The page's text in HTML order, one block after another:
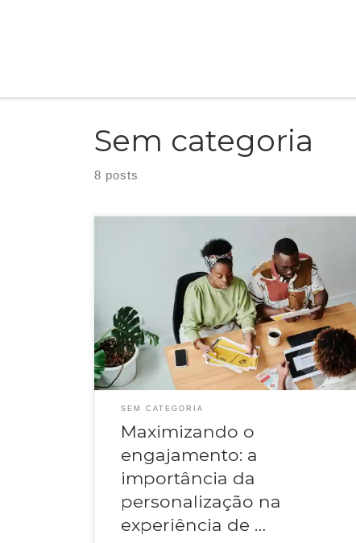
Sem categoria
8 posts
Personalização vai muito além de simplesmente incluir o nome
do cliente em um e-mail. Significa oferecer um conteúdo que
ressoa com os interesses, necessidades e desejos específicos de
cada indivíduo. Isso cria uma experiência única e memorável,
estabelecendo uma conexão genuína.
SEM CATEGORIA
Maximizando o
engajamento: a
importância da
personalização na
experiência de …